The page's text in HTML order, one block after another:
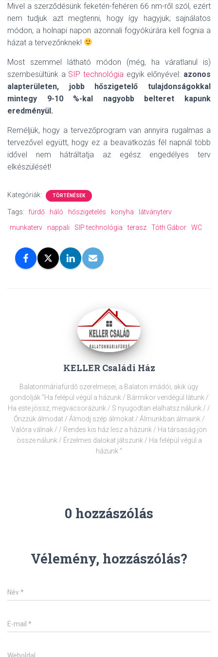
Mivel a szerződésünk feketén-fehéren 66 nm-ről szól, ezért
nem tudjuk azt megtenni, hogy így hagyjuk; sajnálatos
módon, a holnapi napon azonnali fogyókúrára kell fognia a
házat a tervezőnknek!
Most szemmel látható módon (még, ha váratlanul is)
szembesültünk a SIP technológia egyik előnyével: azonos
alapterületen, jobb hőszigetelő tulajdonságokkal
mintegy 9-10 %-kal nagyobb belteret kapunk
eredményül.
Reméljük, hogy a tervezőprogram van annyira rugalmas a
tervezővel együtt, hogy ez a beavatkozás fél napnál több
idővel nem hátráltatja az egész engedélyes terv
elkészülését!
Kategóriák: TÖRTÉNÉSEK
Tags: fürdő háló hőszigetelés konyha
látványterv
munkaterv
nappali SIP technológia terasz Tóth Gábor WC
KELLER Családi Ház
Balatonmáriafürdő szerelmesei, a Balaton imádói, akik úgy
gondolják "Ha felépül végül a házunk / Bármikor vendégül látunk /
Ha este jössz, megvacsorázunk / S nyugodtan elalhatsz nálunk / /
Őrizzük álmodat / Álmodj szép álmokat / Álmunkban álmaink /
Valóra válnak / / Rendes kis ház lesz a házunk / Ha társaság jön
össze nálunk / Érzelmes dalokat játszunk / Ha felépül végül a
házunk "
0 hozzászólás
Vélemény, hozzászólás?
Név*
E-mail *